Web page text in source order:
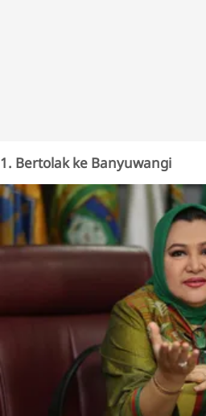
1. Bertolak ke Banyuwangi